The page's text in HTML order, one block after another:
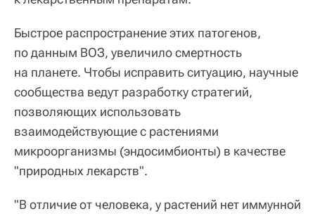
Быстрое распространение этих патогенов,
по данным ВОЗ, увеличило смертность
на планете. Чтобы исправить ситуацию, научные
сообщества ведут разработку стратегий,
позволяющих использовать
взаимодействующие с растениями
микроорганизмы (эндосимбионты) в качестве
"природных лекарств".
"В отличие от человека, у растений нет иммунной